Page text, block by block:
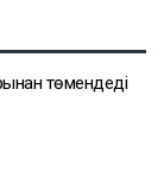
төмендеді